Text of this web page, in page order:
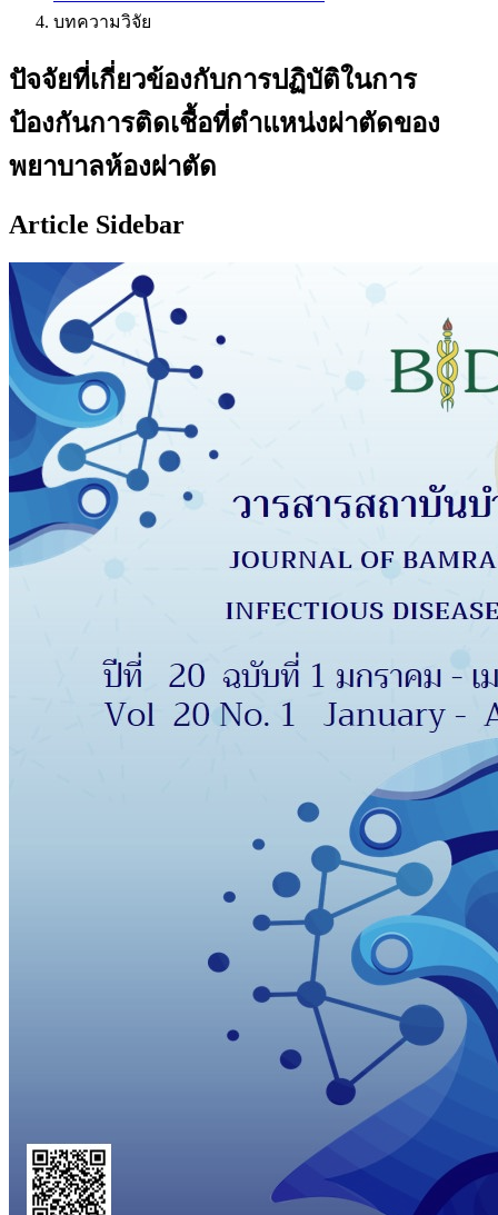
บทความวิจัย
ปัจจัยที่เกี่ยวข้องกับการปฏิบัติในการ
ป้องกันการติดเชื้อที่ตำแหน่งผ่าตัดของ
พยาบาลห้องผ่าตัด
Article Sidebar